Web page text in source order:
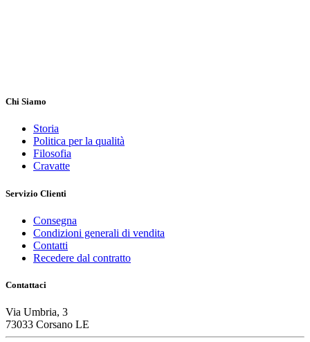
Chi Siamo
Storia
Politica per la qualità
Filosofia
Cravatte
Servizio Clienti
Consegna
Condizioni generali di vendita
Contatti
Recedere dal contratto
Contattaci
Via Umbria, 3
73033 Corsano LE